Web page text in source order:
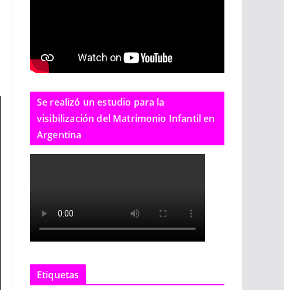
Se realizó un estudio para la
visibilización del Matrimonio Infantil en
Argentina
Etiquetas